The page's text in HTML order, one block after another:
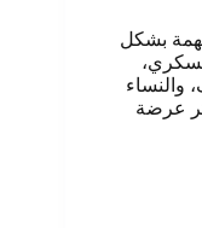
بشكل
والنساء
عرضة